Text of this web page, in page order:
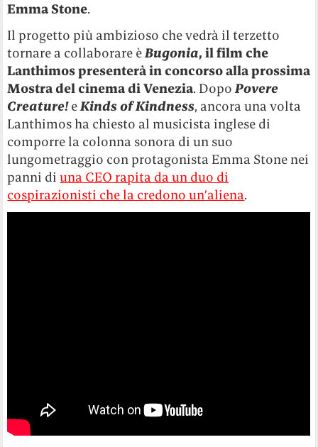
Emma Stone.
Il progetto più ambizioso che vedrà il terzetto
tornare a collaborare èBugonia, il film che
Lanthimos presenterà in concorso alla prossima
Mostra del cinema di Venezia. Dopo Povere
Creature!eKinds of Kindness, ancora una volta
Lanthimos ha chiesto al musicista inglese di
comporre la colonna sonora di un suo
lungometraggio con protagonista Emma Stone nei
panni diuna CEO rapita da un duo di
cospirazionisti che la credono un’aliena.